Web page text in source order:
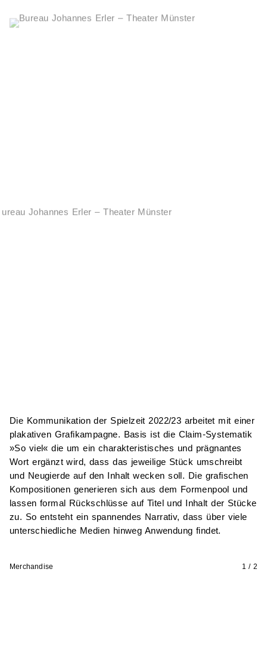
Die Kommunikation der Spielzeit 2022/23 arbeitet mit einer
plakativen Grafikampagne. Basis ist die Claim-Systematik
»So viel« die um ein charakteristisches und prägnantes
Wort ergänzt wird, dass das jeweilige Stück umschreibt
und Neugierde auf den Inhalt wecken soll. Die grafischen
Kompositionen generieren sich aus dem Formenpool und
lassen formal Rückschlüsse auf Titel und Inhalt der Stücke
zu. So entsteht ein spannendes Narrativ, dass über viele
unterschiedliche Medien hinweg Anwendung findet.
Merchandise 1 / 2